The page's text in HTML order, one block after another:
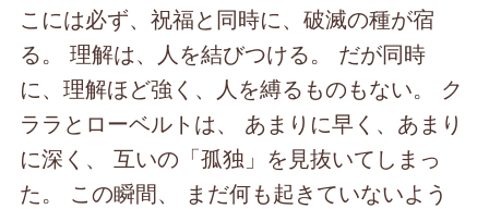
こには必ず、祝福と同時に、破滅の種が宿
る。 理解は、人を結びつける。 だが同時
に、理解ほど強く、人を縛るものもない。 ク
ララとローベルトは、 あまりに早く、あまり
に深く、 互いの「孤独」を見抜いてしまっ
た。 この瞬間、 まだ何も起きていないよう